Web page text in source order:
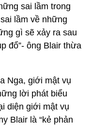
sai lầm trong
lầm về những
gì sẽ xảy ra sau
đổ”- ông Blair thừa
Nga, giới mật vụ
lời phát biểu
diện giới mật vụ
Blair là “kẻ phản